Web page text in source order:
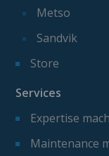
Metso
Sandvik
Store
Services
Expertise
Maintenance